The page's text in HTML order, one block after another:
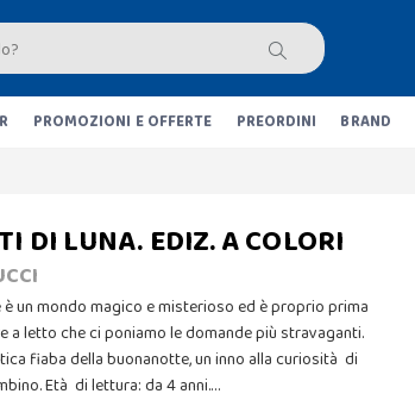
PROMOZIONI E OFFERTE PREORDINI BRAND
DI LUNA. EDIZ. A COLORI
un mondo magico e misterioso ed è proprio prima
a letto che ci poniamo le domande più stravaganti.
fiaba della buonanotte, un inno alla curiosità di
Età di lettura: da 4 anni.…